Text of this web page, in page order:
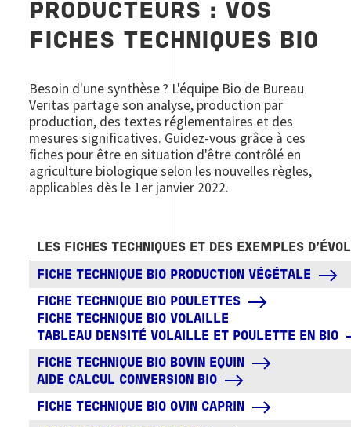
PRODUCTEURS : VOS
FICHES TECHNIQUES BIO
Besoin d'une synthèse ? L'équipe Bio de Bureau
Veritas partage son analyse, production par
production, des textes réglementaires et des
mesures significatives. Guidez-vous grâce à ces
fiches pour être en situation d'être contrôlé en
agriculture biologique selon les nouvelles règles,
applicables dès le 1er janvier 2022.
LES FICHES TECHNIQUES ET DES EXEMPLES
FICHE TECHNIQUE BIO PRODUCTION VÉGÉTALE
FICHE TECHNIQUE BIO POULETTES
FICHE TECHNIQUE BIO VOLAILLE
TABLEAU DENSITÉ VOLAILLE ET POULETTE EN BIO
FICHE TECHNIQUE BIO BOVIN EQUIN
AIDE CALCUL CONVERSION BIO
FICHE TECHNIQUE BIO OVIN CAPRIN